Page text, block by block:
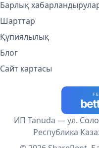
Барлық
Шарттар
Құпиялылық
Блог
Сайт картасы
ИП Tanuda — ул.
Республика